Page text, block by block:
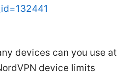
devices can you use at
device limits